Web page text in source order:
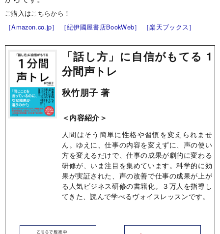
ご購入はこちらから！
［Amazon.co.jp］
［紀伊國屋書店BookWeb］ ［楽天ブックス］
「話し方」に自信がもてる 1
分間声トレ
秋竹朋子 著
＜内容紹介＞
人間はそう簡単に性格や習慣を変えられませ
ん。ゆえに、仕事の内容を変えずに、声の使い
方を変えるだけで、仕事の成果が劇的に変わる
研修が、いま注目を集めています。科学的に効
果が実証された、声の改善で仕事の成果が上が
る人気ビジネス研修の書籍化。３万人を指導し
てきた、読んで学べるヴォイスレッスンです。